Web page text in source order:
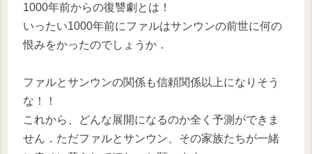
1000年前からの復讐劇とは！
いったい1000年前にファルはサンウンの前世に何の
恨みをかったのでしょうか．
ファルとサンウンの関係も信頼関係以上になりそう
な！！
これから、どんな展開になるのか全く予測ができま
せん．ただファルとサンウン、その家族たちが一緒